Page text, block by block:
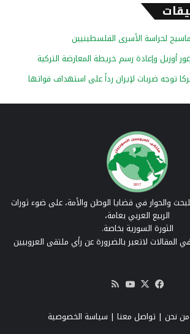
لحراسة الأسرى الفلسطينيين
أوزيل وإعادة رسم خريطة المعارضة التركية
توجه ضربات لإيران رداً على استهداف قواتها
والحوار في قضايا الوطن والأمة، على ضوء ثورات
الربيع العربي بعامة،
الثورة السورية بخاصة.
في المقالات لاتعبر بالضرورة عن رأي ملتقى العروبيين
فيسبوك
‫X
‫YouTube
RSS
من نحن | تواصل معنا | سياسة الخصوصية